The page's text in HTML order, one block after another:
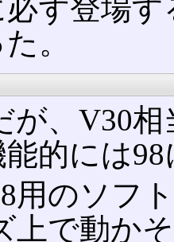
ず登場
。
が、V30
的には
用のソフ
上で動か